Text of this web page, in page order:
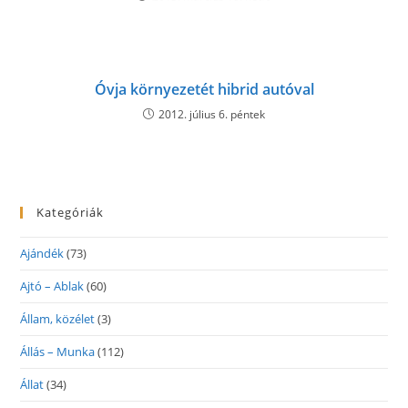
Óvja környezetét hibrid autóval
2012. július 6. péntek
Kategóriák
Ajándék(73)
Ajtó – Ablak(60)
Állam, közélet(3)
Állás – Munka(112)
Állat(34)